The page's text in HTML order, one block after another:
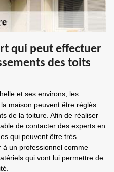
qui peut effectuer
des toits
et ses environs, les
maison peuvent être réglés
de la toiture. Afin de réaliser
de contacter des experts en
qui peuvent être très
un professionnel comme
qui vont lui permettre de